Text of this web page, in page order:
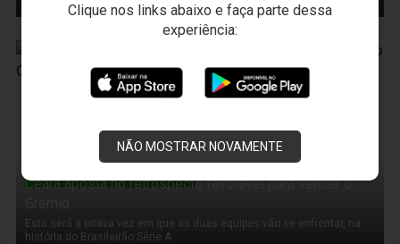
Clique nos links abaixo e faça parte dessa
experiência:
NÃO MOSTRAR NOVAMENTE
Ceará aposta no retrospecto favorável para vencer o
Esta será a oitava vez em que as duas equipes vão se enfrentar, na
história do Brasileirão Série A